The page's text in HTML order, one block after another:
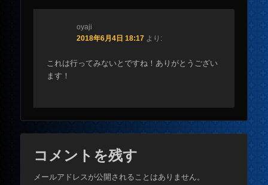
oyaji
2018年6月4日 18:17 より:
これは行ってみないとですね！ありがとうござい
ます！
コメントを残す
メールアドレスが公開されることはありません。